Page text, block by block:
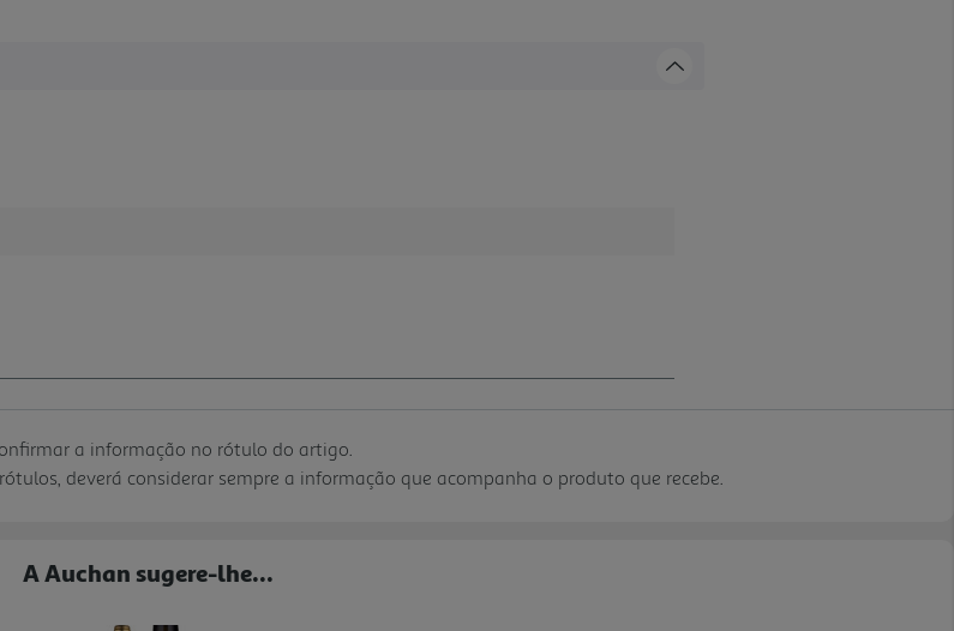
a informação no rótulo do artigo.
deverá considerar sempre a informação que acompanha o produto que recebe.
A Auchan sugere-lhe...